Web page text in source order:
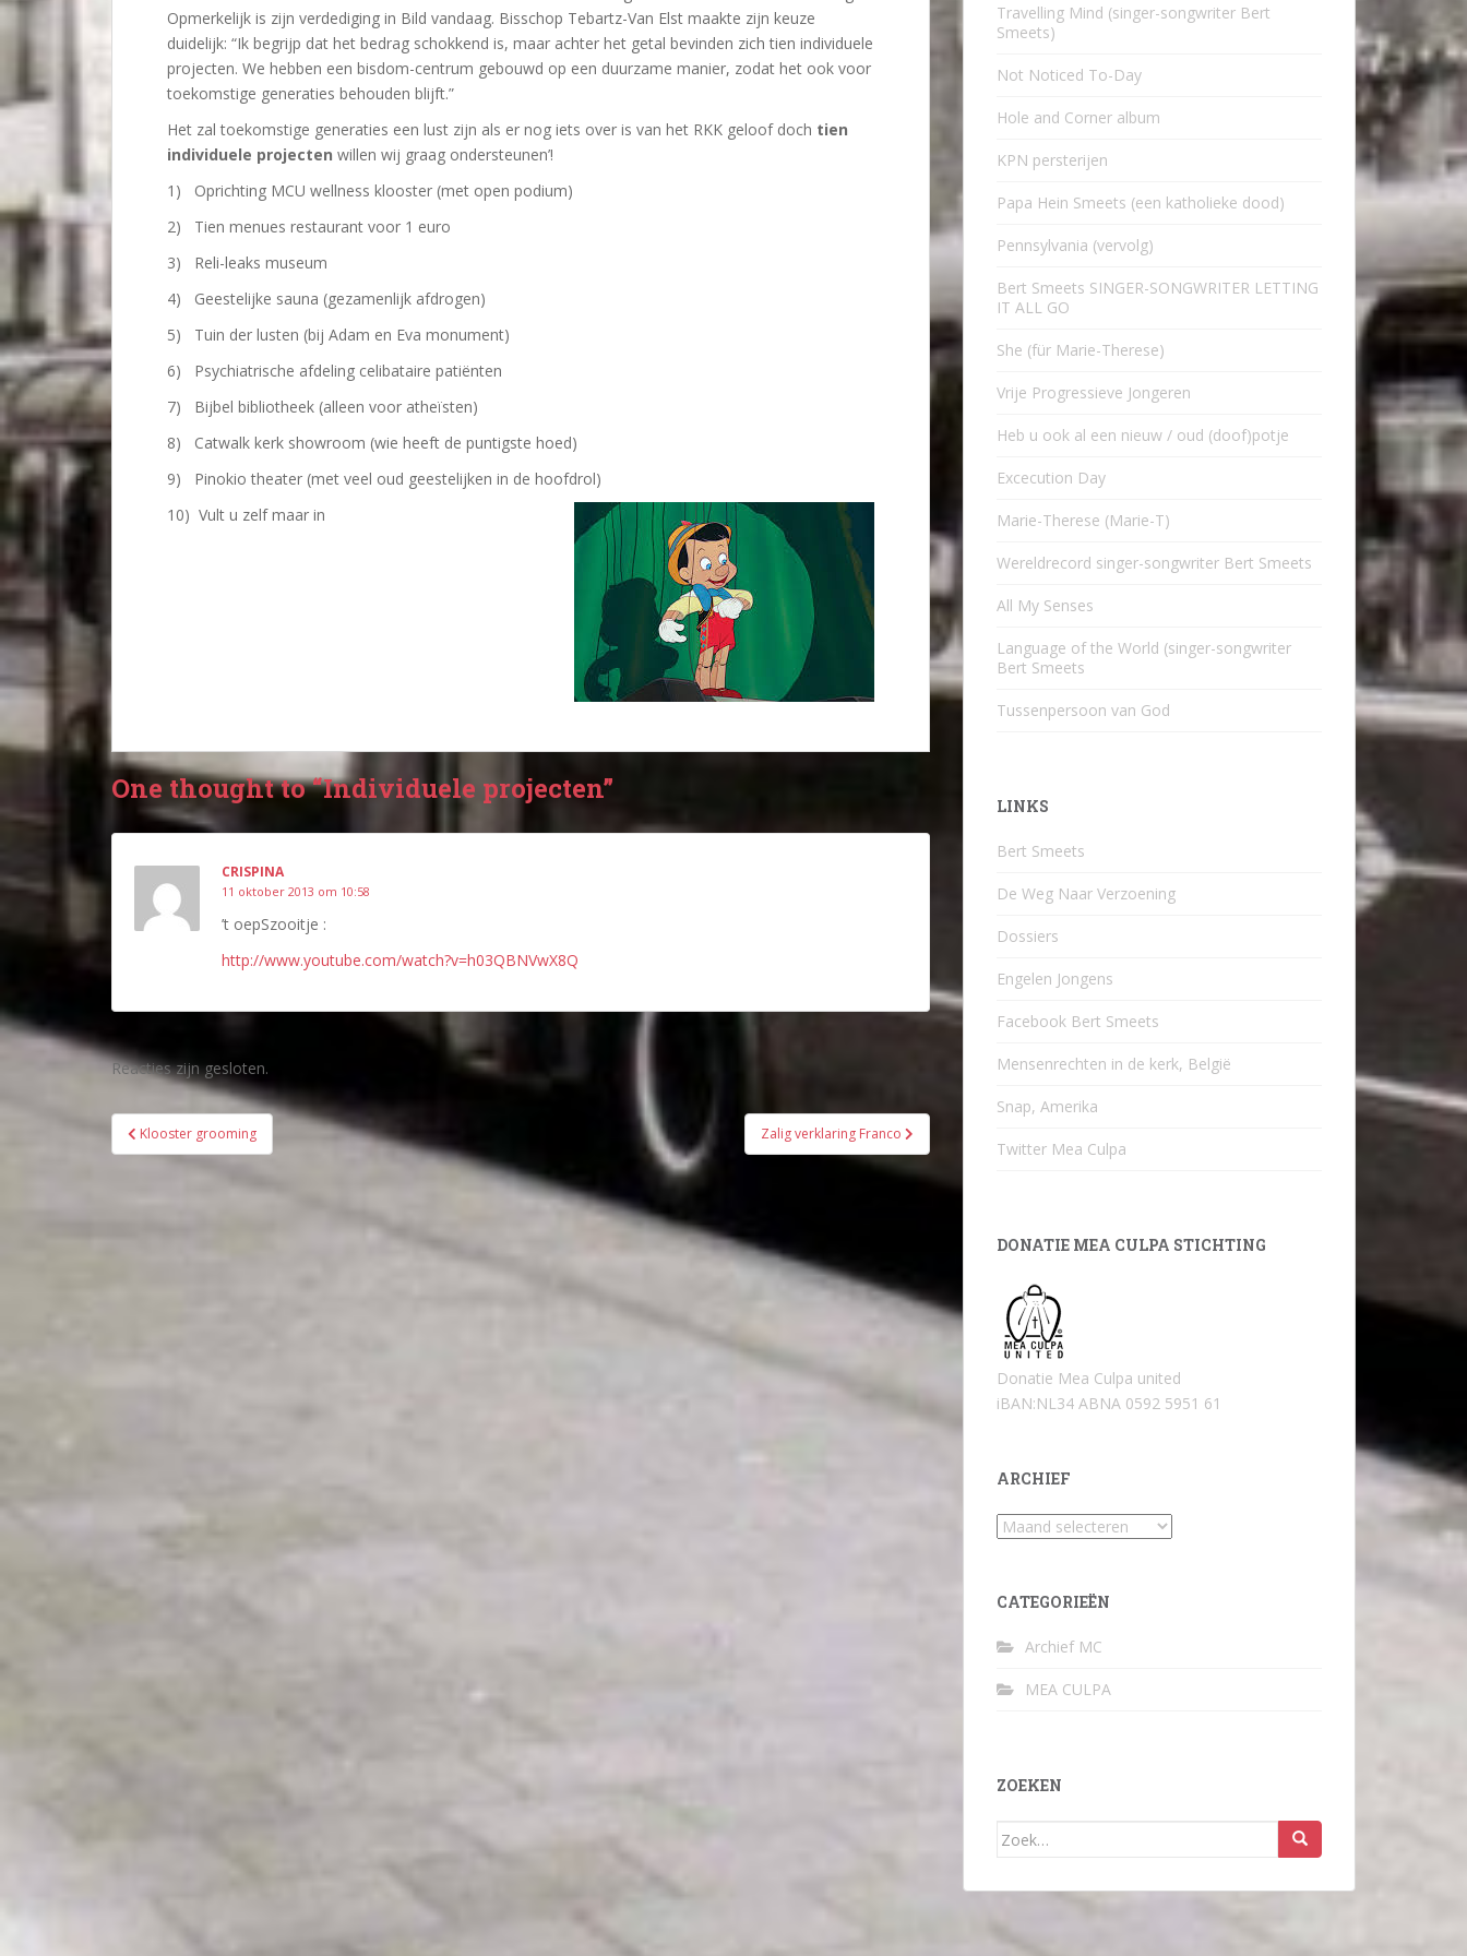
Opmerkelijk is zijn verdediging in Bild vandaag. Bisschop Tebartz-Van Elst maakte zijn keuze
duidelijk: “Ik begrijp dat het bedrag schokkend is, maar achter het getal bevinden zich tien individuele
projecten. We hebben een bisdom-centrum gebouwd op een duurzame manier, zodat het ook voor
toekomstige generaties behouden blijft.”
Het zal toekomstige generaties een lust zijn als er nog iets over is van het RKK geloof doch tien
individuele projecten willen wij graag ondersteunen’!
1) Oprichting MCU wellness klooster (met open podium)
2) Tien menues restaurant voor 1 euro
3) Reli-leaks museum
4) Geestelijke sauna (gezamenlijk afdrogen)
5) Tuin der lusten (bij Adam en Eva monument)
6) Psychiatrische afdeling celibataire patiënten
7) Bijbel bibliotheek (alleen voor atheïsten)
8) Catwalk kerk showroom (wie heeft de puntigste hoed)
9) Pinokio theater (met veel oud geestelijken in de hoofdrol)
10) Vult u zelf maar in
One thought to “Individuele projecten”
CRISPINA
11 oktober 2013 om 10:58
’t oepSzooitje :
http://www.youtube.com/watch?v=h03QBNVwX8Q
Reacties zijn gesloten.
Bericht
navigatie
Klooster grooming Zalig verklaring Franco
Travelling Mind (singer-songwriter Bert
Smeets)
Not Noticed To-Day
Hole and Corner album
KPN persterijen
Papa Hein Smeets (een katholieke dood)
Pennsylvania (vervolg)
Bert Smeets SINGER-SONGWRITER LETTING
IT ALL GO
She (für Marie-Therese)
Vrije Progressieve Jongeren
Heb u ook al een nieuw / oud (doof)potje
Excecution Day
Marie-Therese (Marie-T)
Wereldrecord singer-songwriter Bert Smeets
All My Senses
Language of the World (singer-songwriter
Bert Smeets
Tussenpersoon van God
LINKS
Bert Smeets
De Weg Naar Verzoening
Dossiers
Engelen Jongens
Facebook Bert Smeets
Mensenrechten in de kerk, België
Snap, Amerika
Twitter Mea Culpa
DONATIE MEA CULPA STICHTING
Donatie Mea Culpa united
iBAN:NL34 ABNA 0592 5951 61
ARCHIEF
Archief
CATEGORIEËN
Archief MC
MEA CULPA
ZOEKEN
Zoek